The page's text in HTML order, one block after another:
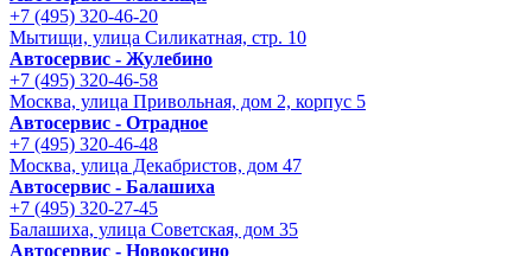
+7 (495) 320-46-20
Мытищи, улица Силикатная, стр. 10
Автосервис - Жулебино
+7 (495) 320-46-58
Москва, улица Привольная, дом 2, корпус 5
Автосервис - Отрадное
+7 (495) 320-46-48
Москва, улица Декабристов, дом 47
Автосервис - Балашиха
+7 (495) 320-27-45
Балашиха, улица Советская, дом 35
Автосервис - Новокосино